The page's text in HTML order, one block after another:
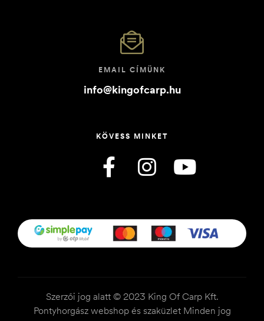
EMAIL CÍMÜNK
info@kingofcarp.hu
KÖVESS MINKET
Szerzői jog alatt © 2023 King Of Carp Kft.
Pontyhorgász webshop és szaküzlet Minden jog